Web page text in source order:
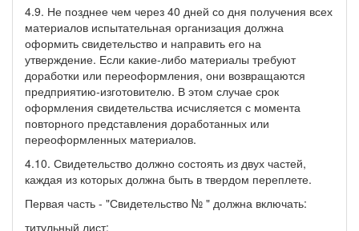
4.9. Не позднее чем через 40 дней со дня получения всех
материалов испытательная организация должна
оформить свидетельство и направить его на
утверждение. Если какие-либо материалы требуют
доработки или переоформления, они возвращаются
предприятию-изготовителю. В этом случае срок
оформления свидетельства исчисляется с момента
повторного представления доработанных или
переоформленных материалов.
4.10. Свидетельство должно состоять из двух частей,
каждая из которых должна быть в твердом переплете.
Первая часть - "Свидетельство № " должна включать:
титульный лист;